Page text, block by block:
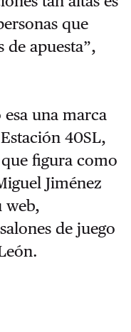
que
de apuesta”,
esa una marca
40SL,
figura como
Jiménez
web,
de juego